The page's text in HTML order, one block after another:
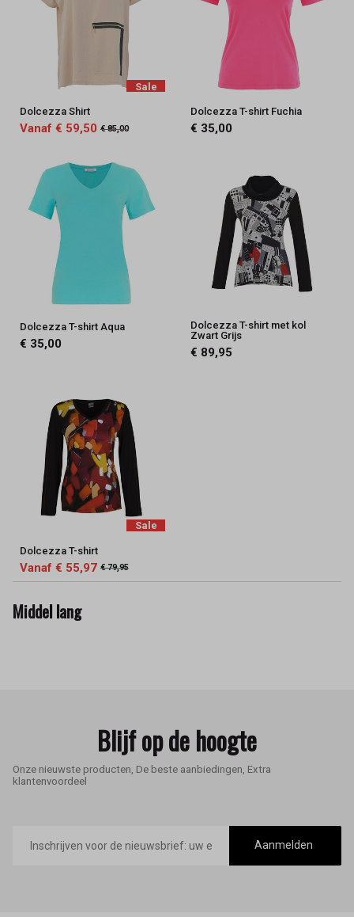
Sale
Dolcezza Shirt
Vanaf € 59,50 € 85,00
Dolcezza T-shirt Fuchia
€ 35,00
Dolcezza T-shirt Aqua
€ 35,00
Dolcezza T-shirt met kol
Zwart Grijs
€ 89,95
Sale
Dolcezza T-shirt
Vanaf € 55,97 € 79,95
Middel lang
Blijf op de hoogte
Onze nieuwste producten, De beste aanbiedingen, Extra
klantenvoordeel
mailadres
Aanmelden